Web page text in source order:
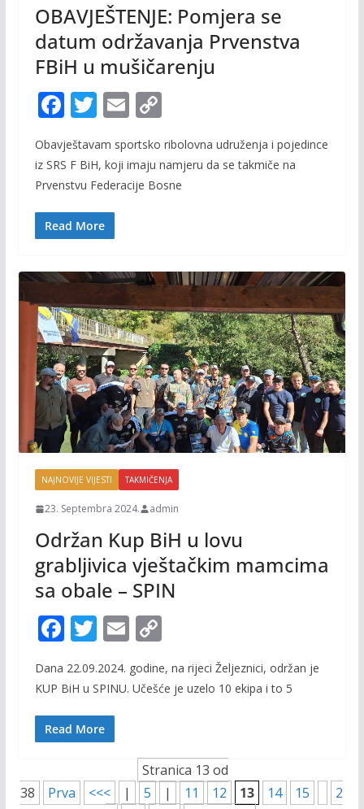
OBAVJEŠTENJE: Pomjera se
datum održavanja Prvenstva
FBiH u mušičarenju
F
e
b
o
o
T
itt
er
E
ai
l
C
p
y
Obavještavam sportsko ribolovna udruženja i pojedince
iz SRS F BiH, koji imaju namjeru da se takmiče na
Prvenstvu Federacije Bosne
Read More
NAJNOVIJE VIJESTI TAKMIČENJA
23. Septembra 2024. admin
Održan Kup BiH u lovu
grabljivica vještačkim mamcima
sa obale – SPIN
F
e
b
o
k
T
itt
er
E
m
ai
C
p
y
n
k
Dana 22.09.2024. godine, na rijeci Željeznici, održan je
KUP BiH u SPINU. Učešće je uzelo 10 ekipa i to 5
Read More
Stranica 13 od
38
Prva <<< | 5 | 11 12 13 14 15
2